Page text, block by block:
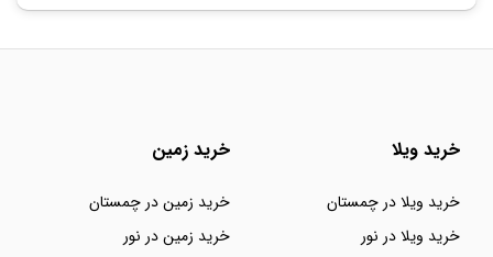
خرید ویلا
خرید ویلا در چمستان
خرید ویلا در نور
خرید زمین
خرید زمین در چمستان
خرید زمین در نور